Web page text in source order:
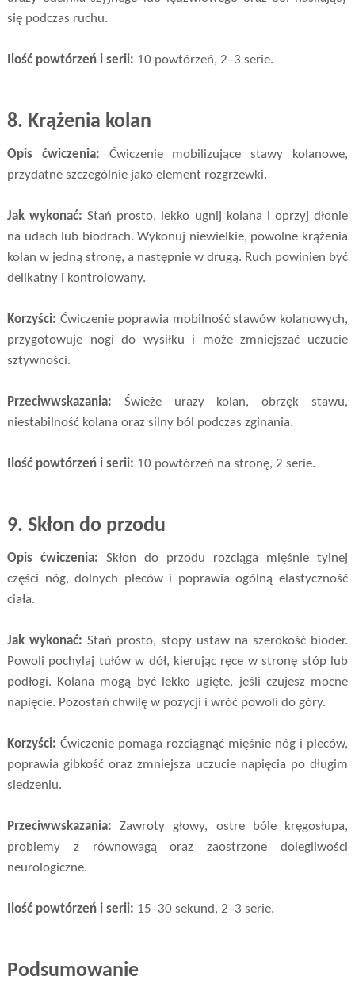
się podczas ruchu.
Ilość powtórzeń i serii: 10 powtórzeń, 2–3 serie.
8. Krążenia kolan
Opis ćwiczenia: Ćwiczenie mobilizujące stawy kolanowe,
przydatne szczególnie jako element rozgrzewki.
Jak wykonać: Stań prosto, lekko ugnij kolana i oprzyj dłonie
na udach lub biodrach. Wykonuj niewielkie, powolne krążenia
kolan w jedną stronę, a następnie w drugą. Ruch powinien być
delikatny i kontrolowany.
Korzyści: Ćwiczenie poprawia mobilność stawów kolanowych,
przygotowuje nogi do wysiłku i może zmniejszać uczucie
sztywności.
Przeciwwskazania: Świeże urazy kolan, obrzęk stawu,
niestabilność kolana oraz silny ból podczas zginania.
Ilość powtórzeń i serii: 10 powtórzeń na stronę, 2 serie.
9. Skłon do przodu
Opis ćwiczenia: Skłon do przodu rozciąga mięśnie tylnej
części nóg, dolnych pleców i poprawia ogólną elastyczność
ciała.
Jak wykonać: Stań prosto, stopy ustaw na szerokość bioder.
Powoli pochylaj tułów w dół, kierując ręce w stronę stóp lub
podłogi. Kolana mogą być lekko ugięte, jeśli czujesz mocne
napięcie. Pozostań chwilę w pozycji i wróć powoli do góry.
Korzyści: Ćwiczenie pomaga rozciągnąć mięśnie nóg i pleców,
poprawia gibkość oraz zmniejsza uczucie napięcia po długim
siedzeniu.
Przeciwwskazania: Zawroty głowy, ostre bóle kręgosłupa,
problemy z równowagą oraz zaostrzone dolegliwości
neurologiczne.
Ilość powtórzeń i serii: 15–30 sekund, 2–3 serie.
Podsumowanie